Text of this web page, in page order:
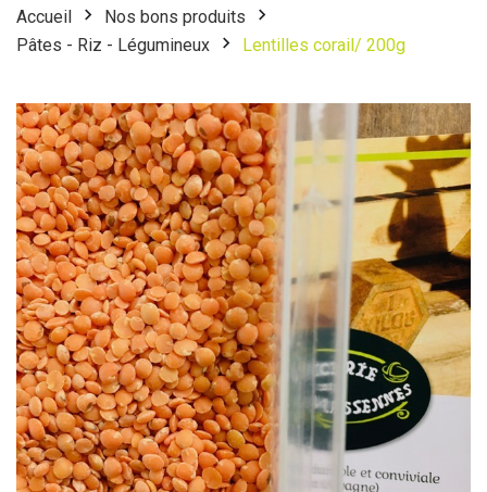
Accueil
Nos bons produits
Pâtes - Riz - Légumineux
Lentilles corail/ 200g